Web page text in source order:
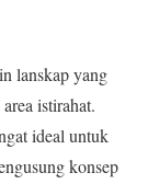
lanskap yang
istirahat.
ideal untuk
konsep